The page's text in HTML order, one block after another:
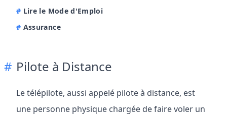
Lire le Mode d'Emploi
Assurance
Pilote à Distance
Le télépilote, aussi appelé pilote à distance, est
une personne physique chargée de faire voler un